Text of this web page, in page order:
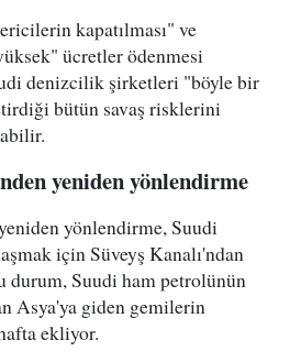
kapatılması" ve
ücretler ödenmesi
denizcilik şirketleri "böyle bir
bütün savaş risklerini
yeniden yönlendirme
yönlendirme, Suudi
için Süveyş Kanalı'ndan
durum, Suudi ham petrolünün
Asya'ya giden gemilerin
ekliyor.